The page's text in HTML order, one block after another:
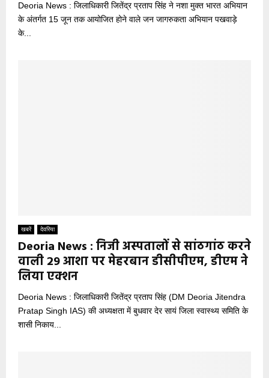
Deoria News : जिलाधिकारी जितेंद्र प्रताप सिंह ने नशा मुक्त भारत अभियान
के अंतर्गत 15 जून तक आयोजित होने वाले जन जागरुकता अभियान पखवाड़े
के...
खबरें देवरिया
Deoria News : निजी अस्पतालों से सांठगांठ करने
वाली 29 आशा पर मेहरबान डीसीपीएम, डीएम ने
लिया एक्शन
Deoria News : जिलाधिकारी जितेंद्र प्रताप सिंह (DM Deoria Jitendra
Pratap Singh IAS) की अध्यक्षता में बुधवार देर सायं जिला स्वास्थ्य समिति के
शासी निकाय...